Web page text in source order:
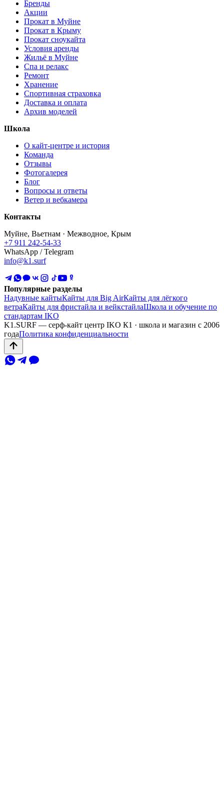
Бренды
Акции
Прокат в Муйне
Прокат в Крыму
Прокат сноукайта
Условия аренды
Жильё в Муйне
Спа и релакс
Ремонт
Хранение
Спортивная страховка
Доставка и оплата
Архив моделей
Школа
О кайт-центре и история
Команда
Отзывы
Фотогалерея
Блог
Вопросы и ответы
Ветер и вебкамера
Контакты
Муйне, Вьетнам · Межводное, Крым
+7 911 242-54-33
WhatsApp / Telegram
info@k1.surf
Популярные разделы
Надувные кайтыКайты для Big AirКайты для лёгкого
ветраКайты для фристайла и вейкстайлаШкола и обучение по
стандартам IKO
K1.SURF — серф-кайт центр IKO К1 · школа и магазин с 2006
годаПолитика конфиденциальности